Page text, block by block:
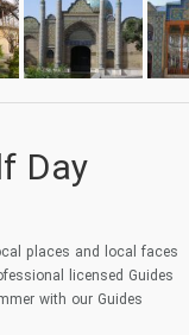
Day
places and local faces
licensed Guides
with our Guides.